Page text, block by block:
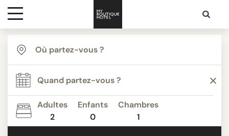
Destinations
Inspiration
Media
Adultes
2
Enfants
0
Chambres
1